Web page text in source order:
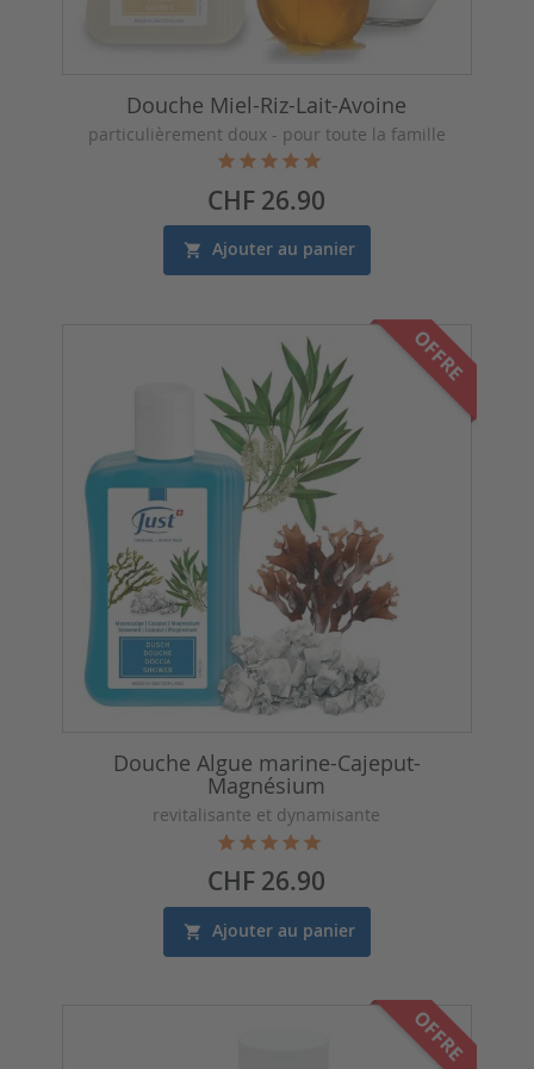
Douche Miel-Riz-Lait-Avoine
particulièrement doux - pour toute la famille
Prix
CHF 26.90
Ajouter au panier
Douche Algue marine-Cajeput-
Magnésium
revitalisante et dynamisante
Prix
CHF 26.90
Ajouter au panier
OFFRE
OFFRE